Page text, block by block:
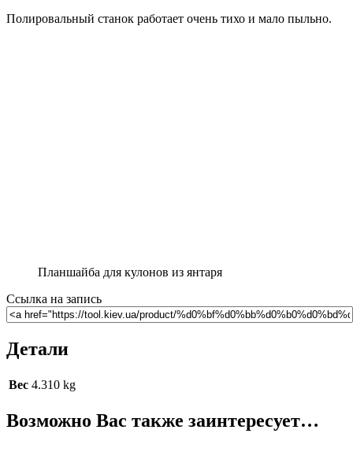
Полировальный станок работает очень тихо и мало пыльно.
Планшайба для кулонов из янтаря
Ссылка на запись
Детали
Вес 4.310 kg
Возможно Вас также заинтересует…